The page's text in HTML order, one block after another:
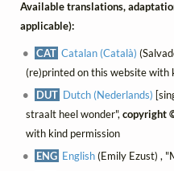
Available translations,
applicable):
CAT Catalan (Català)
(re)printed on this website with
DUT Dutch (Nederlands)
straalt heel wonder", copyright
with kind permission
ENG English(Emily Ezust) ,